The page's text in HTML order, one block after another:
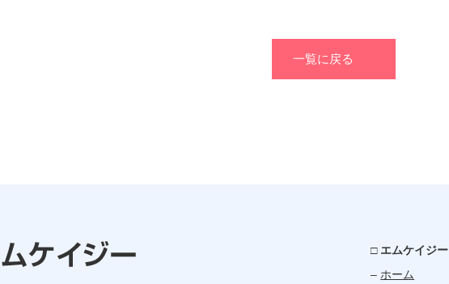
一覧に戻る
□ エムケイジー
– ホーム